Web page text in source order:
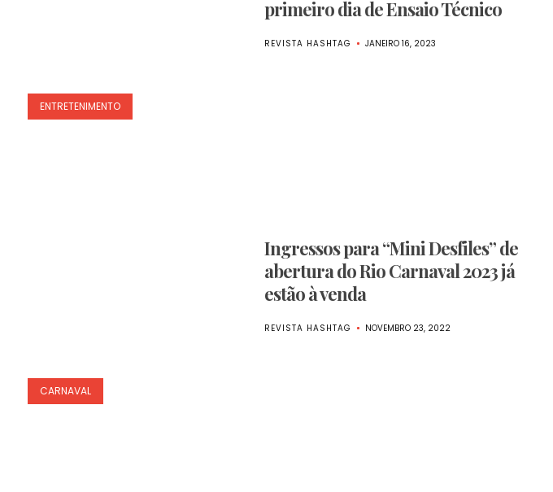
ENTRETENIMENTO
primeiro dia de Ensaio Técnico
REVISTA HASHTAG JANEIRO 16, 2023
CARNAVAL
Ingressos para “Mini Desfiles” de
abertura do Rio Carnaval 2023 já
estão à venda
REVISTA HASHTAG NOVEMBRO 23, 2022